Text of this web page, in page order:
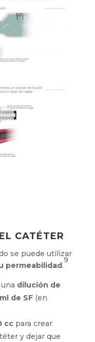
CATÉTER
se puede utilizar
permeabilidad.
9
dilución de
de SF(en
ccpara crear
y dejar que